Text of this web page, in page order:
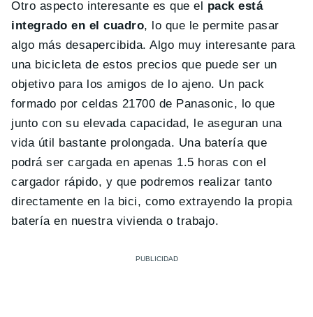
Otro aspecto interesante es que el pack está
integrado en el cuadro, lo que le permite pasar
algo más desapercibida. Algo muy interesante para
una bicicleta de estos precios que puede ser un
objetivo para los amigos de lo ajeno. Un pack
formado por celdas 21700 de Panasonic, lo que
junto con su elevada capacidad, le aseguran una
vida útil bastante prolongada. Una batería que
podrá ser cargada en apenas 1.5 horas con el
cargador rápido, y que podremos realizar tanto
directamente en la bici, como extrayendo la propia
batería en nuestra vivienda o trabajo.